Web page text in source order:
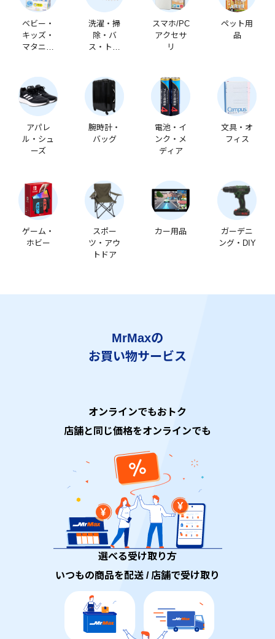
ベビー・
キッズ・
マタニテ
洗濯・掃
除・バ
ス・トイ
スマホ/PC
アクセサ
リ
ペット用
品
アパレ
ル・シュ
ーズ
腕時計・
バッグ
電池・イ
ンク・メ
ディア
文具・オ
フィス
ゲーム・
ホビー
スポー
ツ・アウ
トドア
カー用品
ガーデニ
ング・DIY
MrMaxの
お買い物サービス
オンラインでもおトク
店舗と同じ価格をオンラインでも
選べる受け取り方
いつもの商品を配送 / 店舗で受け取り